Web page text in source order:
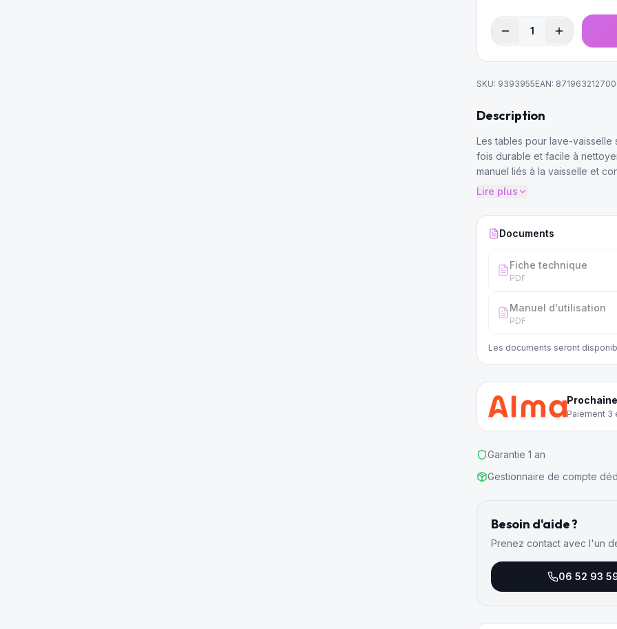
1
SKU: 9393955EAN:
Description
Les tables pour lave-
fois durable et facile à
manuel liés à la vaisselle et
Lire plus
Documents
Fiche technique
PDF
Manuel d'utilisation
PDF
Les documents seront
Paiement 3
Garantie 1 an
Gestionnaire de compte
Besoin d'aide ?
Prenez contact avec l'un
06 52 93